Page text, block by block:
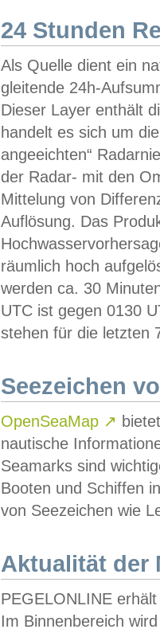
24 Stunden
Als Quelle dient ein
gleitende 24h-
Dieser Layer enthält
handelt es sich um
angeeichten“
der Radar- mit den
Mittelung von
Auflösung. Das
räumlich hoch
werden ca. 30
UTC ist gegen 0130
stehen für die letzten
Seezeichen
OpenSeaMap ↗
nautische
Seamarks sind
Booten und Schiffen
von Seezeichen wie
Aktualität der
PEGELONLINE
Im Binnenbereich